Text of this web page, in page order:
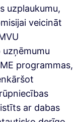
uzplaukumu,
veicināt
programmas,
ar dabas